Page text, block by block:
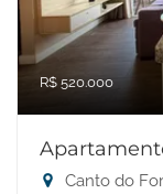
R$ 520.000
Canto do